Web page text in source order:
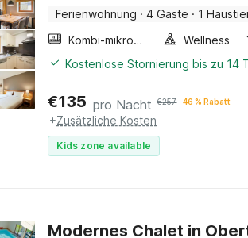
Ferienwohnung · 4 Gäste · 1
Kombi-mikrowelle
Wellness
Kostenlose Stornierung bis zu 14
€135 pro Nacht €257 46 % Rabatt
+Zusätzliche Kosten
Kids zone available
Modernes Chalet in